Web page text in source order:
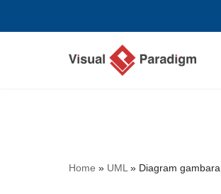
Home » UML » Diagram